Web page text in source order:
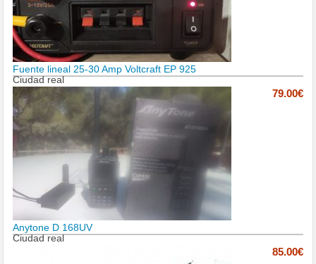
Fuente lineal 25-30 Amp Voltcraft EP 925
Ciudad real
79.00€
Anytone D 168UV
Ciudad real
85.00€